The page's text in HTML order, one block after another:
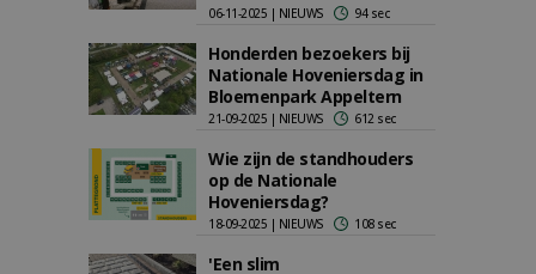
06-11-2025 | NIEUWS 94 sec
Honderden bezoekers bij
Nationale Hoveniersdag in
Bloemenpark Appeltern
21-09-2025 | NIEUWS 612 sec
Wie zijn de standhouders
op de Nationale
Hoveniersdag?
18-09-2025 | NIEUWS 108 sec
'Een slim